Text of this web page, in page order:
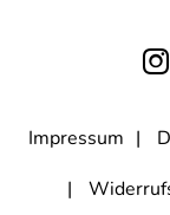
den Link
Impressum